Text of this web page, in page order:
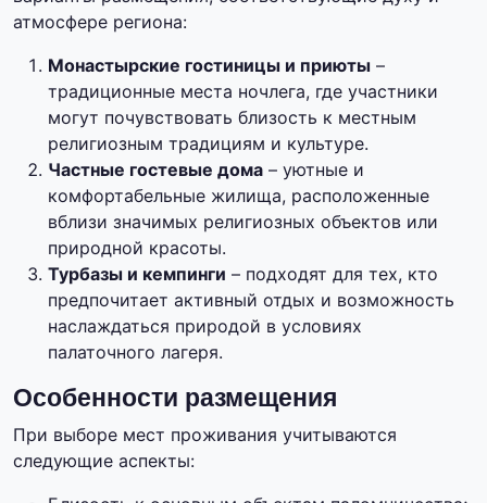
атмосфере региона:
Монастырские гостиницы и приюты –
традиционные места ночлега, где участники
могут почувствовать близость к местным
религиозным традициям и культуре.
Частные гостевые дома – уютные и
комфортабельные жилища, расположенные
вблизи значимых религиозных объектов или
природной красоты.
Турбазы и кемпинги – подходят для тех, кто
предпочитает активный отдых и возможность
наслаждаться природой в условиях
палаточного лагеря.
Особенности размещения
При выборе мест проживания учитываются
следующие аспекты: